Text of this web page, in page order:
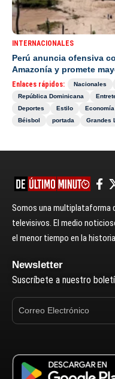
INTERNACIONALES
Perú anuncia ofensiva
Amazonía y promete
Enlaces rápidos: Nacionales
República Dominicana
Deportes
Estilo Economía
Béisbol
portada Grandes
Somos una multiplataforma
televisivos. El medio
el menor tiempo en la
Newsletter
Suscríbete a nuestro